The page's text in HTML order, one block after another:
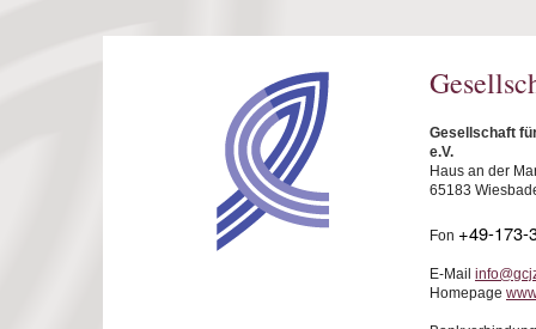
Gesellschaft
e.V.
Haus an der
65183
Fon +49-173-
E-Mail
Homepage